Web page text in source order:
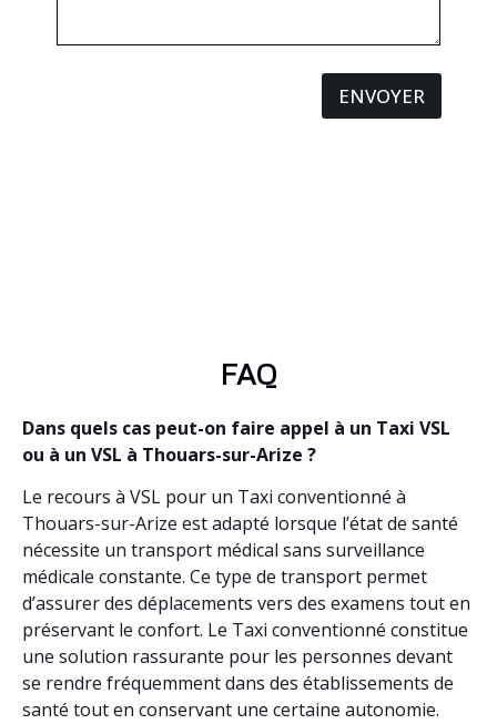
ENVOYER
FAQ
Dans quels cas peut-on faire appel à un Taxi VSL
ou à un VSL à Thouars-sur-Arize ?
Le recours à VSL pour un Taxi conventionné à
Thouars-sur-Arize est adapté lorsque l’état de santé
nécessite un transport médical sans surveillance
médicale constante. Ce type de transport permet
d’assurer des déplacements vers des examens tout en
préservant le confort. Le Taxi conventionné constitue
une solution rassurante pour les personnes devant
se rendre fréquemment dans des établissements de
santé tout en conservant une certaine autonomie.